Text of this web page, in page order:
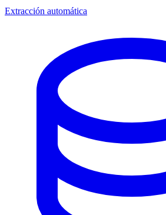
Extracción automática